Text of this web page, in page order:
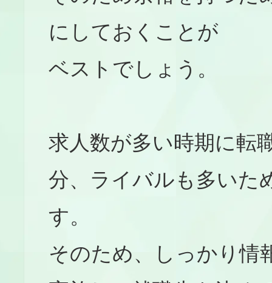
にしておくことが
ベストでしょう。
求人数が多い時期に転
分、ライバルも多いた
す。
そのため、しっかり情